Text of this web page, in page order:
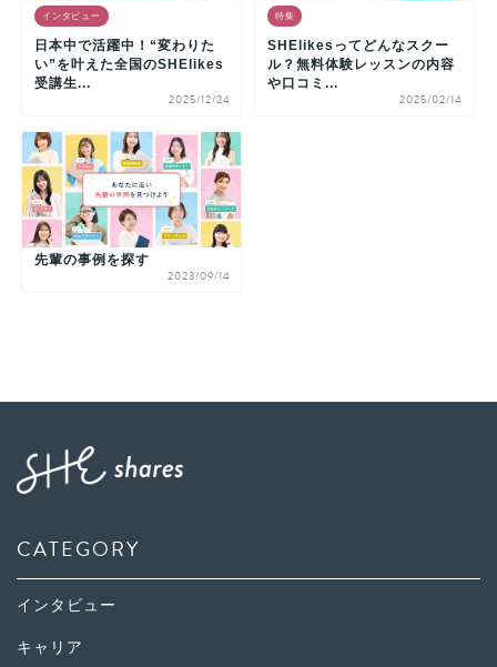
インタビュー
日本中で活躍中！“変わりた
い”を叶えた全国のSHElikes
受講生...
2025/12/24
特集
SHElikesってどんなスクー
ル？無料体験レッスンの内容
や口コミ...
2025/02/14
先輩の事例を探す
2023/09/14
CATEGORY
インタビュー
キャリア